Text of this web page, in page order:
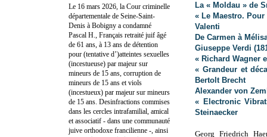
La « Moldau » de
« Le Maestro.
Valenti
De Carmen à
Giuseppe Verdi
« Richard Wagner
« Grandeur et
Bertolt Brecht
Alexander von
« Electronic
Steinaecker
Georg Friedrich
Le 16 mars 2026, la Cour criminelle
départementale de Seine-Saint-
Denis à Bobigny a condamné
Pascal H., Français retraité juif âgé
de 61 ans, à 13 ans de détention
pour (tentative d’)atteintes sexuelles
(incestueuse) par majeur sur
mineurs de 15 ans, corruption de
mineurs de 15 ans et viols
(incestueux) par majeur sur mineurs
de 15 ans. Desinfractions commises
dans les cercles intrafamilial, amical
et associatif - dans une communauté
juive orthodoxe francilienne -, ainsi